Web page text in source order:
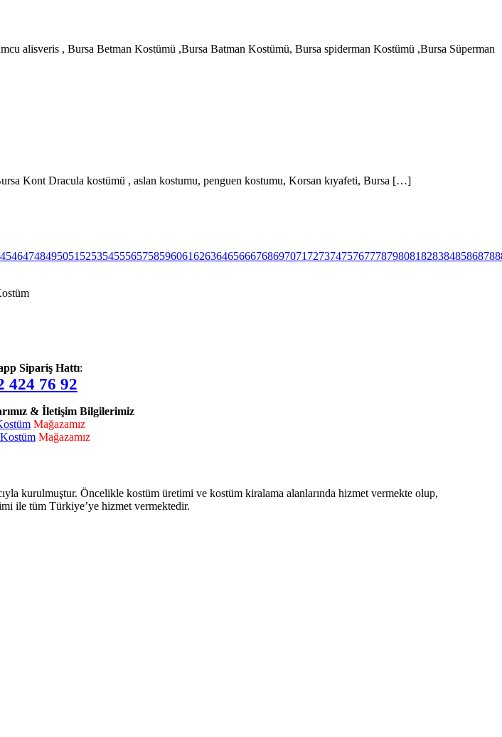
alisveris , Bursa Betman Kostümü ,Bursa Batman Kostümü, Bursa spiderman Kostümü ,Bursa Süperman
Kont Dracula kostümü , aslan kostumu, penguen kostumu, Korsan kıyafeti, Bursa […]
45464748495051 5253545556575859606162636465666768697071 7273747576777879808182838485868788
Sipariş Hattı:
424 76 92
& İletişim Bilgilerimiz
Mağazamız
Mağazamız
kurulmuştur. Öncelikle kostüm üretimi ve kostüm kiralama alanlarında hizmet vermekte olup,
ile tüm Türkiye’ye hizmet vermektedir.